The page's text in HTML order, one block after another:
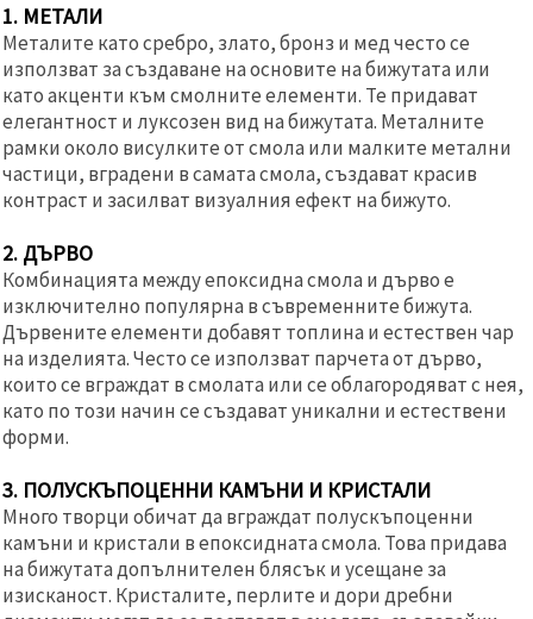
1. МЕТАЛИ
Металите като сребро, злато, бронз и мед често се
използват за създаване на основите на бижутата или
като акценти към смолните елементи. Те придават
елегантност и луксозен вид на бижутата. Металните
рамки около висулките от смола или малките метални
частици, вградени в самата смола, създават красив
контраст и засилват визуалния ефект на бижуто.
2. ДЪРВО
Комбинацията между епоксидна смола и дърво е
изключително популярна в съвременните бижута.
Дървените елементи добавят топлина и естествен чар
на изделията. Често се използват парчета от дърво,
които се вграждат в смолата или се облагородяват с нея,
като по този начин се създават уникални и естествени
форми.
3. ПОЛУСКЪПОЦЕННИ КАМЪНИ И КРИСТАЛИ
Много творци обичат да вграждат полускъпоценни
камъни и кристали в епоксидната смола. Това придава
на бижутата допълнителен блясък и усещане за
изисканост. Кристалите, перлите и дори дребни